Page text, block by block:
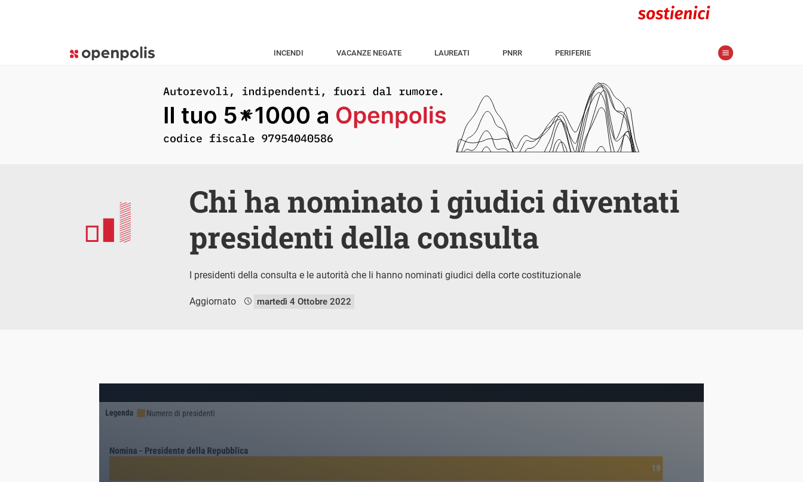
INCENDI VACANZE NEGATE LAUREATI PNRR PERIFERIE
Chi ha nominato i giudici diventati
presidenti della consulta
I presidenti della consulta e le autorità che li hanno nominati giudici della corte costituzionale
Aggiornato martedì 4 Ottobre 2022